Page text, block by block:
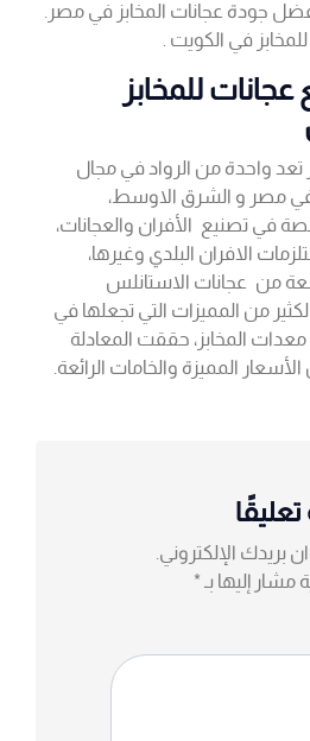
جودة عجانات المخابز في مصر.
في الكويت .
للمخابز
تعد واحدة من الرواد في مجال
في مصر و الشرق الاوسط،
في تصنيع الأفران والعجانات،
الافران البلدي وغيرها،
من عجانات الاستانلس
من المميزات التي تجعلها في
المخابز، حققت المعادلة
المميزة والخامات الرائعة.
تعليقًا
بريدك الإلكتروني.
مشار إليها بـ *